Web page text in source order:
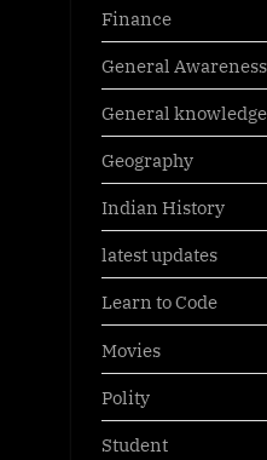
Finance
General Awareness
General knowledge
Geography
Indian History
latest updates
Learn to Code
Movies
Polity
Student